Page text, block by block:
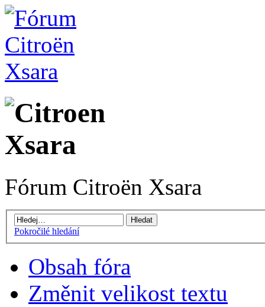
Fórum Citroën Xsara
Pokročilé hledání
Obsah fóra
Změnit velikost textu